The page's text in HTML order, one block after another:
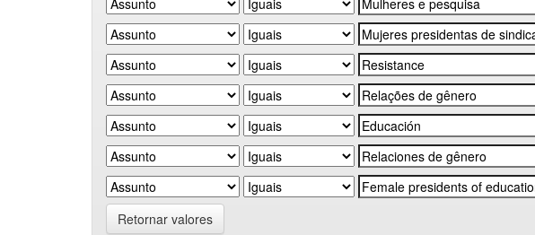
Retornar valores